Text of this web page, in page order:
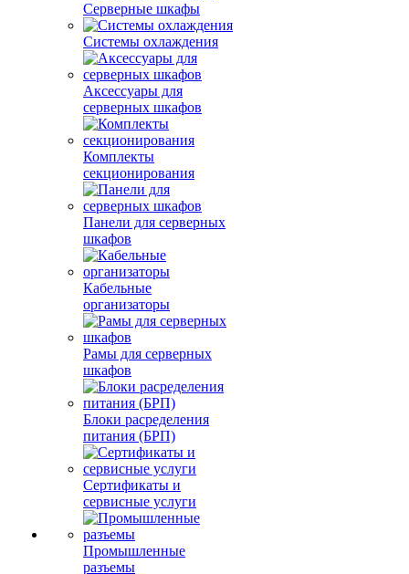
Серверные шкафы
Системы охлаждения
Аксессуары для
серверных шкафов
Комплекты
секционирования
Панели для серверных
шкафов
Кабельные
организаторы
Рамы для серверных
шкафов
Блоки расределения
питания (БРП)
Сертификаты и
сервисные услуги
Промышленные
разъемы